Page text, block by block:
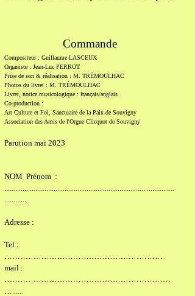
Commande
Compositeur : Guillaume LASCEUX
Organiste : Jean-Luc PERROT
Prise de son & réalisation : M. TRÉMOULHAC
Photos du livret : M. TRÉMOULHAC
Livret, notice musicologique : français/anglais
Co-production :
Art Culture et Foi, Sanctuaire de la Paix de Souvigny
Association des Amis de l'Orgue Clicquot de Souvigny
Parution mai 2023
NOM Prénom :
.............................................................................................
............
Adresse :
Tel :
……………………………………………………
mail :
………………………………………………………
…......